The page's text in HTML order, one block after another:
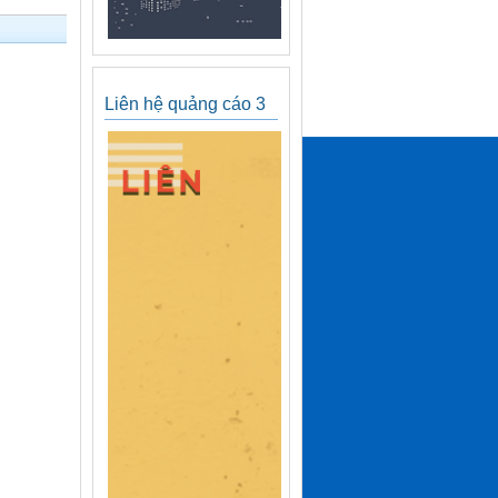
Liên hệ quảng cáo 3